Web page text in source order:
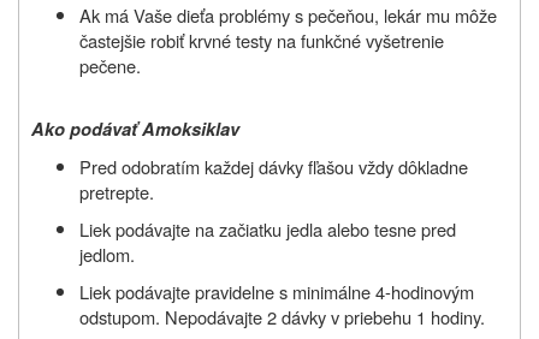
Ak má Vaše dieťa problémy s pečeňou, lekár mu môže
častejšie robiť krvné testy na funkčné vyšetrenie
pečene.
Ako podávať Amoksiklav
Pred odobratím každej dávky fľašou vždy dôkladne
pretrepte.
Liek podávajte na začiatku jedla alebo tesne pred
jedlom.
Liek podávajte pravidelne s minimálne 4-hodinovým
odstupom. Nepodávajte 2 dávky v priebehu 1 hodiny.